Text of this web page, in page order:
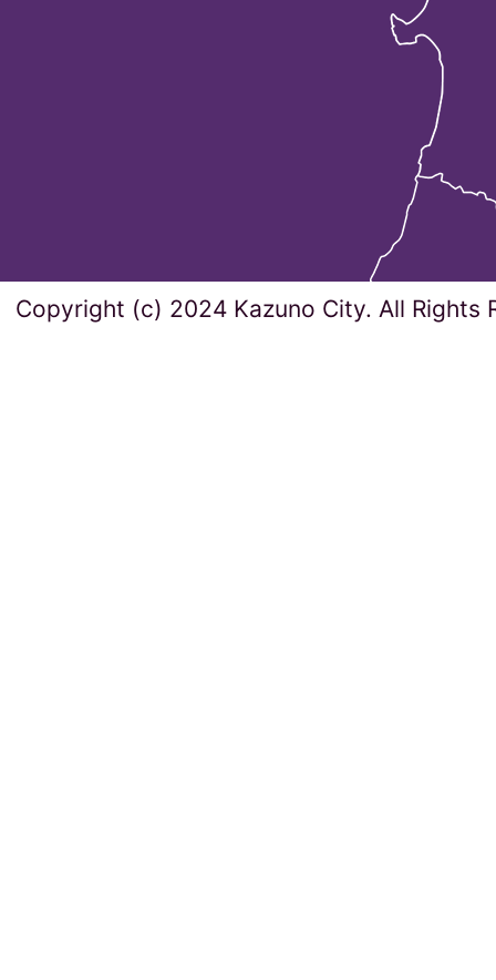
Copyright (c) 2024 Kazuno City. All Rights